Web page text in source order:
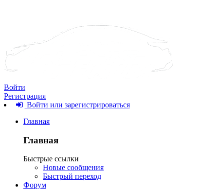
Войти
Регистрация
Войти или зарегистрироваться
Главная
Главная
Быстрые ссылки
Новые сообщения
Быстрый переход
Форум